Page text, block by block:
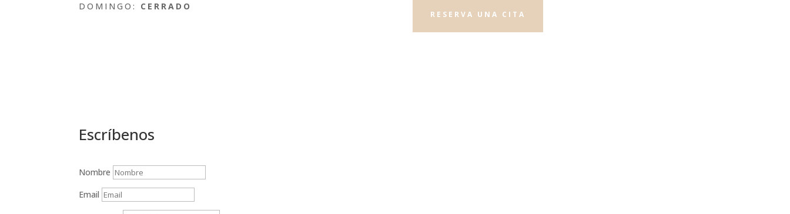
DOMINGO: CERRADO
RESERVA UNA CITA
Escríbenos
Nombre
Email